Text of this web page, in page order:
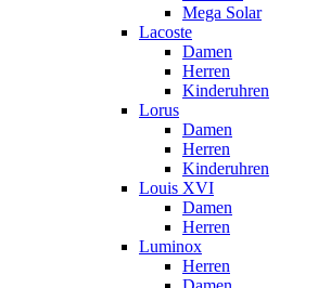
Mega Solar
Lacoste
Damen
Herren
Kinderuhren
Lorus
Damen
Herren
Kinderuhren
Louis XVI
Damen
Herren
Luminox
Herren